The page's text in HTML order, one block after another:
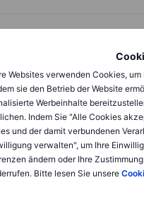
Websites verwenden Cookies,
sie den Betrieb der Website
Werbeinhalte
Indem Sie "Alle Cookies
und der damit verbundenen
verwalten", um Ihre
ändern oder Ihre
Bitte lesen Sie unsere